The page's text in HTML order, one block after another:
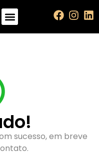
sucesso, em breve